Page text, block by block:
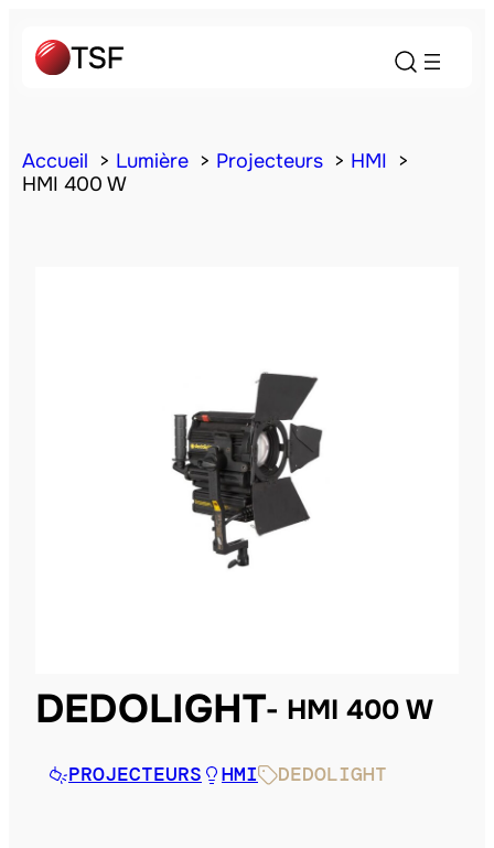
Accueil Lumière Projecteurs
HMI
HMI 400 W
DEDOLIGHT HMI 400 W
PROJECTEURS HMI DEDOLIGHT